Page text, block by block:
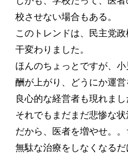
校させない場合もある。
このトレンドは、民主党
干変わりました。
ほんのちょっとですが、
酬が上がり、どうにか運
良心的な経営者も現れまし
それでもまだまだ悲惨な状
だから、医者を増やせ。。
無駄な治療をしなくなる